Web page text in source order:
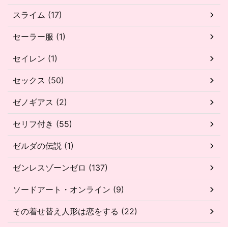
スライム (17)
セーラー服 (1)
セイレン (1)
セックス (50)
ゼノギアス (2)
セリフ付き (55)
ゼルダの伝説 (1)
ゼンレスゾーンゼロ (137)
ソードアート・オンライン (9)
その着せ替え人形は恋をする (22)